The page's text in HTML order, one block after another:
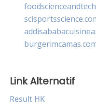
Link Alternatif
Result HK